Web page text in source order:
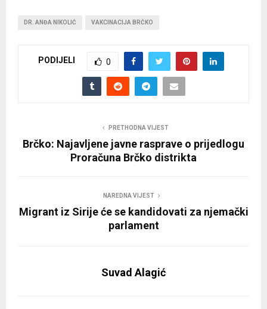
DR. ANĐA NIKOLIĆ VAKCINACIJA BRČKO
PODIJELI 0
PRETHODNA VIJEST
Brčko: Najavljene javne rasprave o prijedlogu
Proračuna Brčko distrikta
NAREDNA VIJEST
Migrant iz Sirije će se kandidovati za njemački
parlament
Suvad Alagić